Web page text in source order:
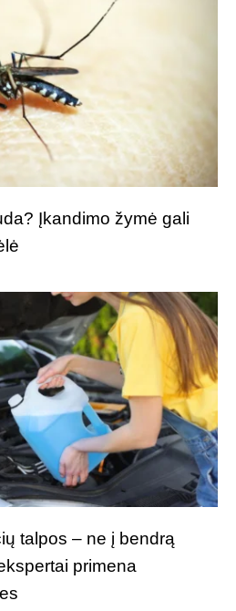
Įkandimo žymė gali
talpos – ne į bendrą
primena